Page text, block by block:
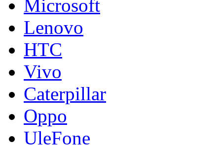
Microsoft
Lenovo
HTC
Vivo
Caterpillar
Oppo
UleFone